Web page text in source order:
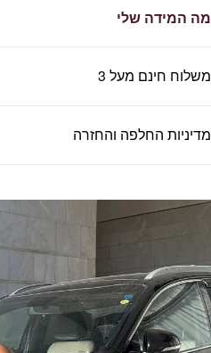
מה המידה שלי
משלוח חינם מעל 3
מדיניות החלפה והחזרה